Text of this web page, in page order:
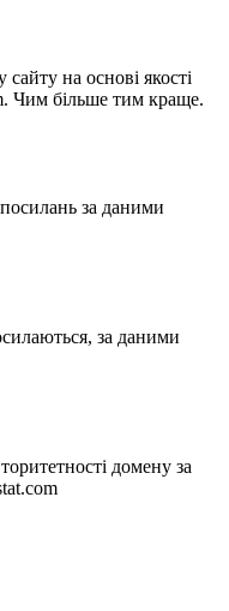
на основі якості
Чим більше тим краще.
за даними
за даними
домену за